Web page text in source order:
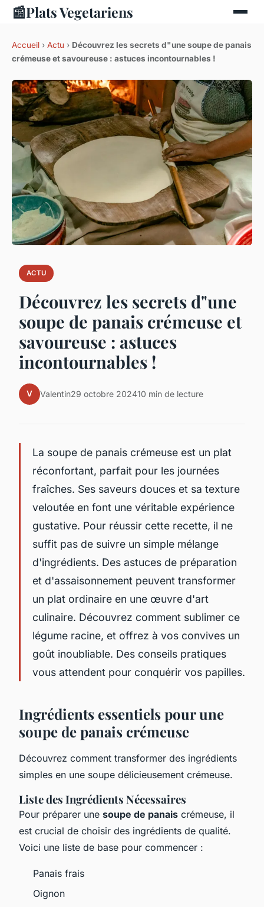
📰Plats Vegetariens
Accueil › Actu › Découvrez les secrets d"une soupe de panais
crémeuse et savoureuse : astuces incontournables !
ACTU
Découvrez les secrets d"une
soupe de panais crémeuse et
savoureuse : astuces
incontournables !
V Valentin29 octobre 202410 min de lecture
La soupe de panais crémeuse est un plat
réconfortant, parfait pour les journées
fraîches. Ses saveurs douces et sa texture
veloutée en font une véritable expérience
gustative. Pour réussir cette recette, il ne
suffit pas de suivre un simple mélange
d'ingrédients. Des astuces de préparation
et d'assaisonnement peuvent transformer
un plat ordinaire en une œuvre d'art
culinaire. Découvrez comment sublimer ce
légume racine, et offrez à vos convives un
goût inoubliable. Des conseils pratiques
vous attendent pour conquérir vos papilles.
Ingrédients essentiels pour une
soupe de panais crémeuse
Découvrez comment transformer des ingrédients
simples en une soupe délicieusement crémeuse.
Liste des Ingrédients Nécessaires
Pour préparer une soupe de panais crémeuse, il
est crucial de choisir des ingrédients de qualité.
Voici une liste de base pour commencer :
Panais frais
Oignon